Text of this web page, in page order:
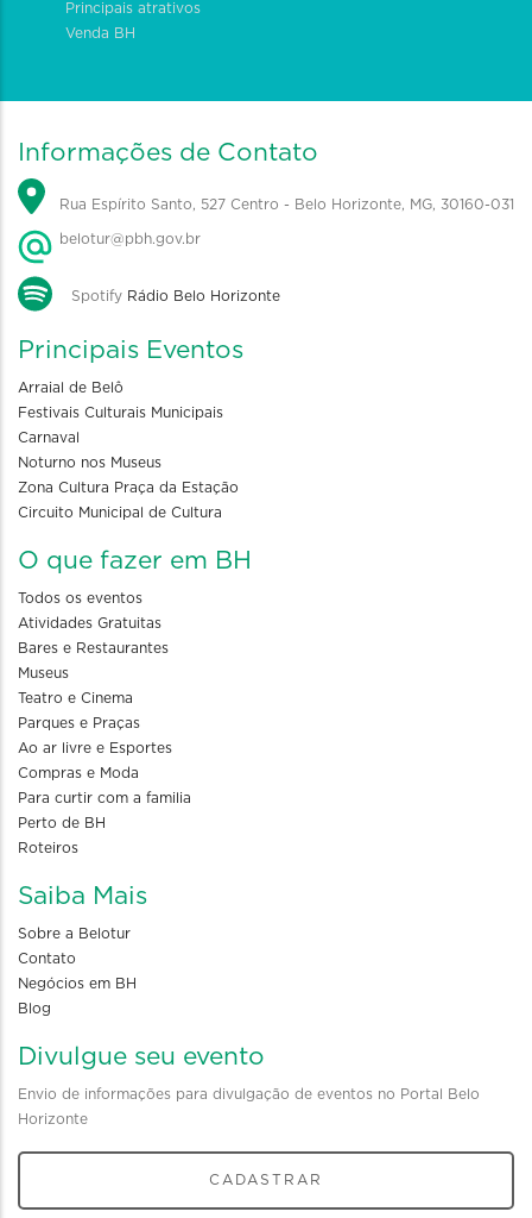
Principais atrativos
Venda BH
Informações de Contato
Rua Espírito Santo, 527 Centro - Belo Horizonte, MG, 30160-031
belotur@pbh.gov.br
Spotify Rádio Belo Horizonte
Principais Eventos
Arraial de Belô
Festivais Culturais Municipais
Carnaval
Noturno nos Museus
Zona Cultura Praça da Estação
Circuito Municipal de Cultura
O que fazer em BH
Todos os eventos
Atividades Gratuitas
Bares e Restaurantes
Museus
Teatro e Cinema
Parques e Praças
Ao ar livre e Esportes
Compras e Moda
Para curtir com a familia
Perto de BH
Roteiros
Saiba Mais
Sobre a Belotur
Contato
Negócios em BH
Blog
Divulgue seu evento
Envio de informações para divulgação de eventos no Portal Belo
Horizonte
CADASTRAR